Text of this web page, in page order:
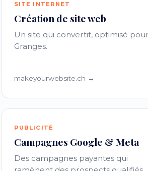
SITE INTERNET
Création de site web
Un site qui convertit, optimisé pour
Granges.
makeyourwebsite.ch →
PUBLICITÉ
Campagnes Google & Meta
Des campagnes payantes qui